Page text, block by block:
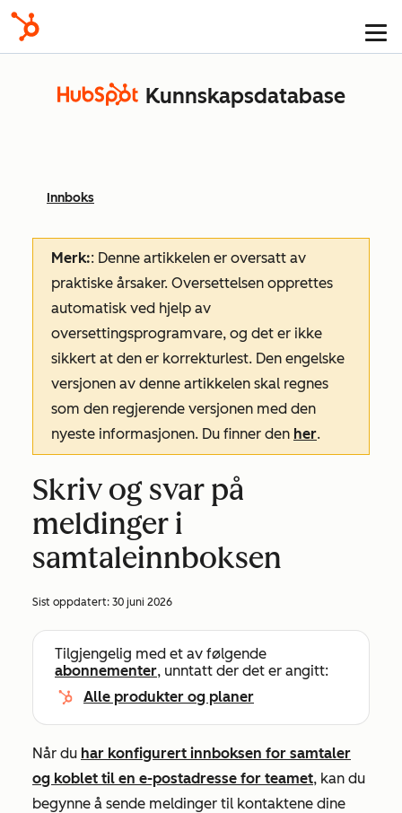
Kunnskapsdatabase
Innboks
Merk:: Denne artikkelen er oversatt av
praktiske årsaker. Oversettelsen opprettes
automatisk ved hjelp av
oversettingsprogramvare, og det er ikke
sikkert at den er korrekturlest. Den engelske
versjonen av denne artikkelen skal regnes
som den regjerende versjonen med den
nyeste informasjonen. Du finner den her.
Skriv og svar på
meldinger i
samtaleinnboksen
Sist oppdatert: 30 juni 2026
Tilgjengelig med et av følgende
abonnementer, unntatt der det er angitt:
Alle produkter og planer
Når du har konfigurert innboksen for samtaler
og koblet til en e-postadresse for teamet, kan du
begynne å sende meldinger til kontaktene dine